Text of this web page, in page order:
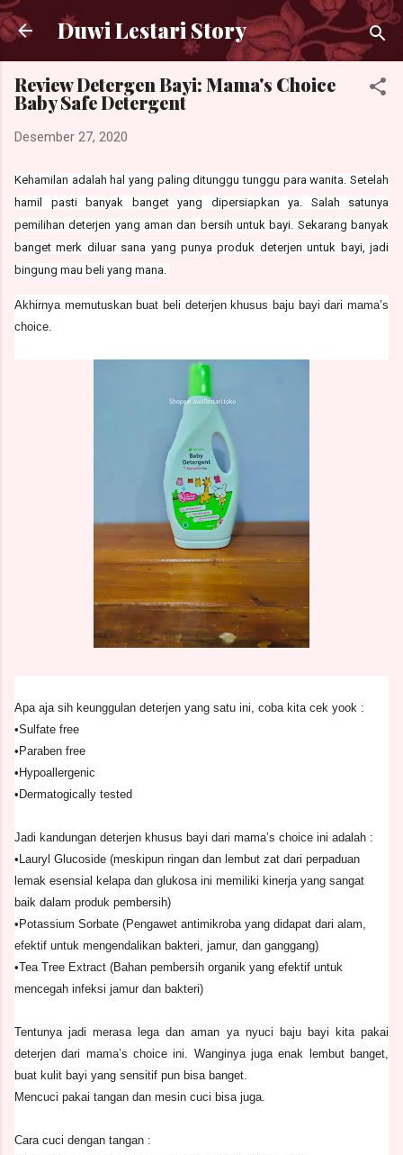
Langsung ke konten utama
Duwi Lestari Story
Review Detergen Bayi: Mama's Choice
Baby Safe Detergent
Desember 27, 2020
Kehamilan adalah hal yang paling ditunggu tunggu para wanita. Setelah
hamil pasti banyak banget yang dipersiapkan ya. Salah satunya
pemilihan deterjen yang aman dan bersih untuk bayi. Sekarang banyak
banget merk diluar sana yang punya produk deterjen untuk bayi, jadi
bingung mau beli yang mana.
Akhirnya memutuskan buat beli deterjen khusus baju bayi dari mama’s
choice.
Apa aja sih keunggulan deterjen yang satu ini, coba kita cek yook :
•Sulfate free
•Paraben free
•Hypoallergenic
•Dermatogically tested
Jadi kandungan deterjen khusus bayi dari mama’s choice ini adalah :
•Lauryl Glucoside (meskipun ringan dan lembut zat dari perpaduan
lemak esensial kelapa dan glukosa ini memiliki kinerja yang sangat
baik dalam produk pembersih)
•Potassium Sorbate (Pengawet antimikroba yang didapat dari alam,
efektif untuk mengendalikan bakteri, jamur, dan ganggang)
•Tea Tree Extract (Bahan pembersih organik yang efektif untuk
mencegah infeksi jamur dan bakteri)
Tentunya jadi merasa lega dan aman ya nyuci baju bayi kita pakai
deterjen dari mama’s choice ini. Wanginya juga enak lembut banget,
buat kulit bayi yang sensitif pun bisa banget.
Mencuci pakai tangan dan mesin cuci bisa juga.
Cara cuci dengan tangan :